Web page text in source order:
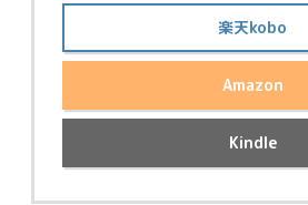
楽天kobo
Amazon
Kindle